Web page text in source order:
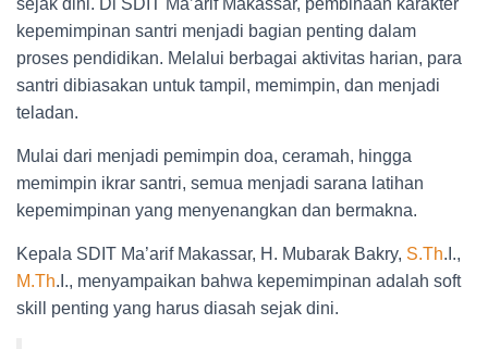
sejak dini. Di SDIT Ma’arif Makassar, pembinaan karakter
kepemimpinan santri menjadi bagian penting dalam
proses pendidikan. Melalui berbagai aktivitas harian, para
santri dibiasakan untuk tampil, memimpin, dan menjadi
teladan.
Mulai dari menjadi pemimpin doa, ceramah, hingga
memimpin ikrar santri, semua menjadi sarana latihan
kepemimpinan yang menyenangkan dan bermakna.
Kepala SDIT Ma’arif Makassar, H. Mubarak Bakry, S.Th.I.,
M.Th.I., menyampaikan bahwa kepemimpinan adalah soft
skill penting yang harus diasah sejak dini.